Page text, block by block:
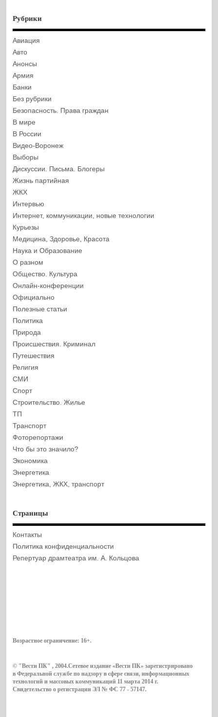
Рубрики
Авиация
Авто
Анонсы
Армия
Банки
Без рубрики
Безопасность. Права граждан
В мире
В России
Видео-Воронеж
Выборы
Дискуссии. Письма. Блогеры
Жизнь партийная
ЖКХ
Интервью
Интернет, коммуникации, новые технологии
Курьезы
Медицина, Здоровье, Красота
Наука и Образование
О разном
Общество. Культура
Онлайн-конференции
Официально
Полезные статьи
Политика
Природа
Происшествия. Криминал
Путешествия
Религия
СМИ
Спорт
Строительство. Жилье
ТП
Транспорт
Фоторепортажи
Что бы это значило?
Экономика
Энергетика
Энергетика, ЖКХ, транспорт
Страницы
Контакты
Политика конфиденциальности
Репертуар драмтеатра им. А. Кольцова
Возрастное ограничение: 16+.
© "Вести ПК" , 2004.Сетевое издание «Вести ПК» зарегистрировано
в Федеральной службе по надзору в сфере связи, информационных
технологий и массовых коммуникаций 11 марта 2014 г.
Свидетельство о регистрации ЭЛ № ФС 77 - 57147.